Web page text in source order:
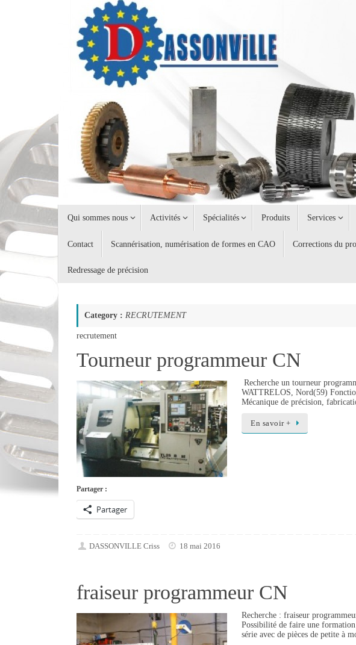
Qui sommes nous Activités Spécialités Produits Services
Contact Scannérisation, numérisation de formes en CAO Corrections du
Redressage de précision
Category : RECRUTEMENT
recrutement
Tourneur programmeur CN
Recherche un tourneur
WATTRELOS, Nord(59)
Mécanique de précision,
En savoir +
Partager :
Partager
DASSONVILLE Criss 18 mai 2016
fraiseur programmeur CN
Recherche : fraiseur
Possibilité de faire une
série avec de pièces de petite à